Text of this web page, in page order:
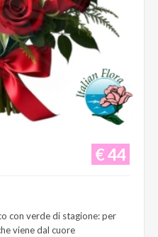
€ 44
con verde di stagione: per
viene dal cuore